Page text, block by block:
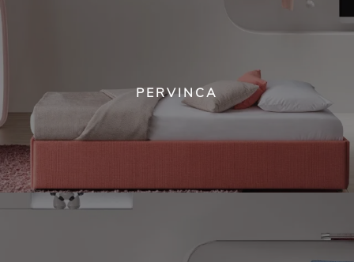
PERVINCA